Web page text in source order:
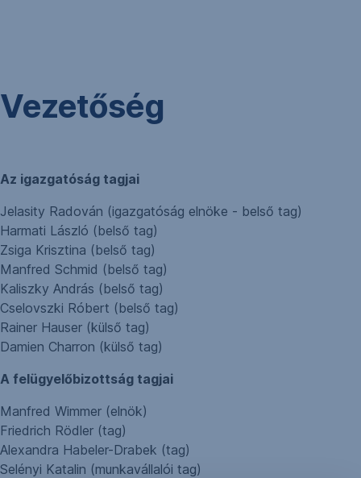
Vezetőség
Az igazgatóság tagjai
Jelasity Radován (igazgatóság elnöke - belső tag)
Harmati László (belső tag)
Zsiga Krisztina (belső tag)
Manfred Schmid (belső tag)
Kaliszky András (belső tag)
Cselovszki Róbert (belső tag)
Rainer Hauser (külső tag)
Damien Charron (külső tag)
A felügyelőbizottság tagjai
Manfred Wimmer (elnök)
Friedrich Rödler (tag)
Alexandra Habeler-Drabek (tag)
Selényi Katalin (munkavállalói tag)